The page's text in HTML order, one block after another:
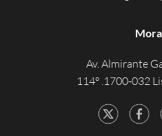
Av. Almirante
114° .1700-032